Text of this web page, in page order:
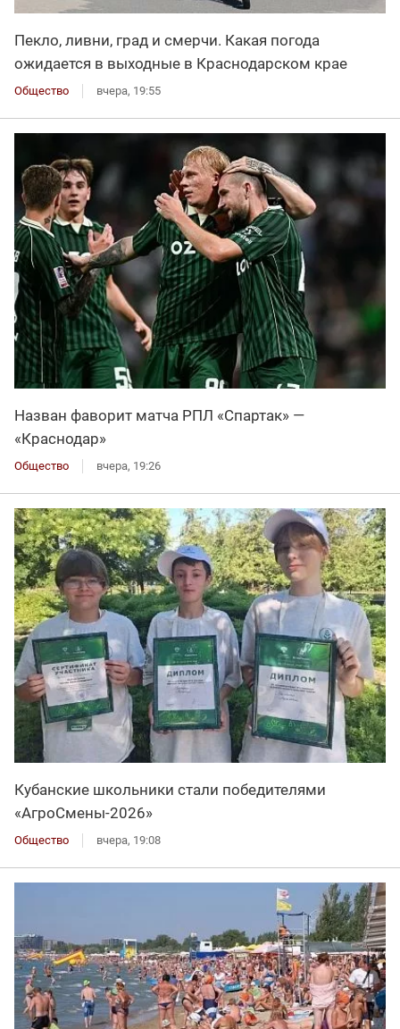
Пекло, ливни, град и смерчи. Какая погода
ожидается в выходные в Краснодарском крае
Общество вчера, 19:55
Назван фаворит матча РПЛ «Спартак» —
«Краснодар»
Общество вчера, 19:26
Кубанские школьники стали победителями
«АгроСмены-2026»
Общество вчера, 19:08